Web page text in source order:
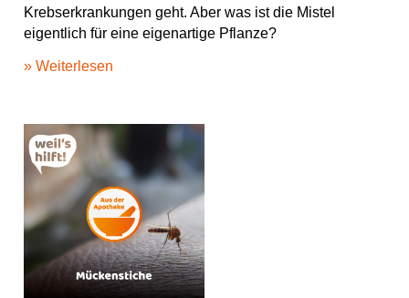
Krebserkrankungen geht. Aber was ist die Mistel
eigentlich für eine eigenartige Pflanze?
» Weiterlesen